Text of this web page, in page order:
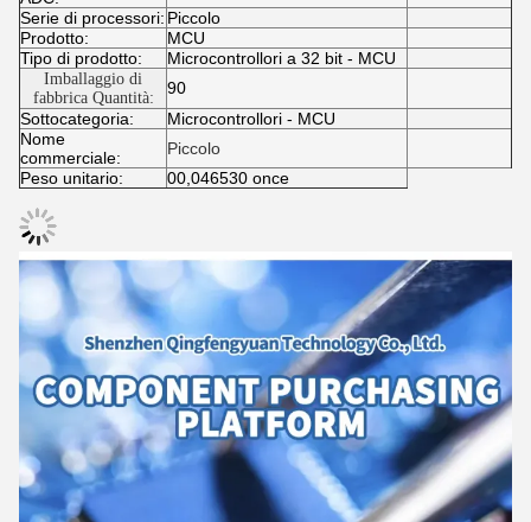
Serie di processori: Piccolo
Prodotto:
MCU
Tipo di prodotto:
Microcontrollori a 32 bit - MCU
Imballaggio di
fabbrica Quantità:
90
Sottocategoria:
Microcontrollori - MCU
Nome
commerciale:
Piccolo
Peso unitario:
00,046530 once